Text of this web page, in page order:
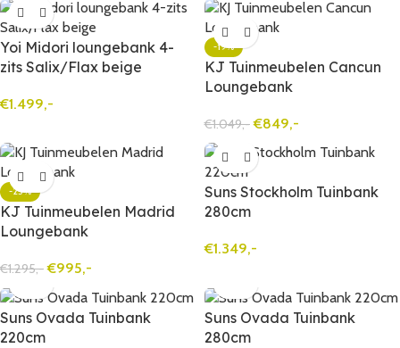
Yoi Midori loungebank 4-
zits Salix/Flax beige
€1.499,-
-19%
KJ Tuinmeubelen Cancun
Loungebank
€1.049,- €849,-
-23%
KJ Tuinmeubelen Madrid
Loungebank
€1.295,- €995,-
Suns Stockholm Tuinbank
280cm
€1.349,-
Suns Ovada Tuinbank
220cm
Suns Ovada Tuinbank
280cm